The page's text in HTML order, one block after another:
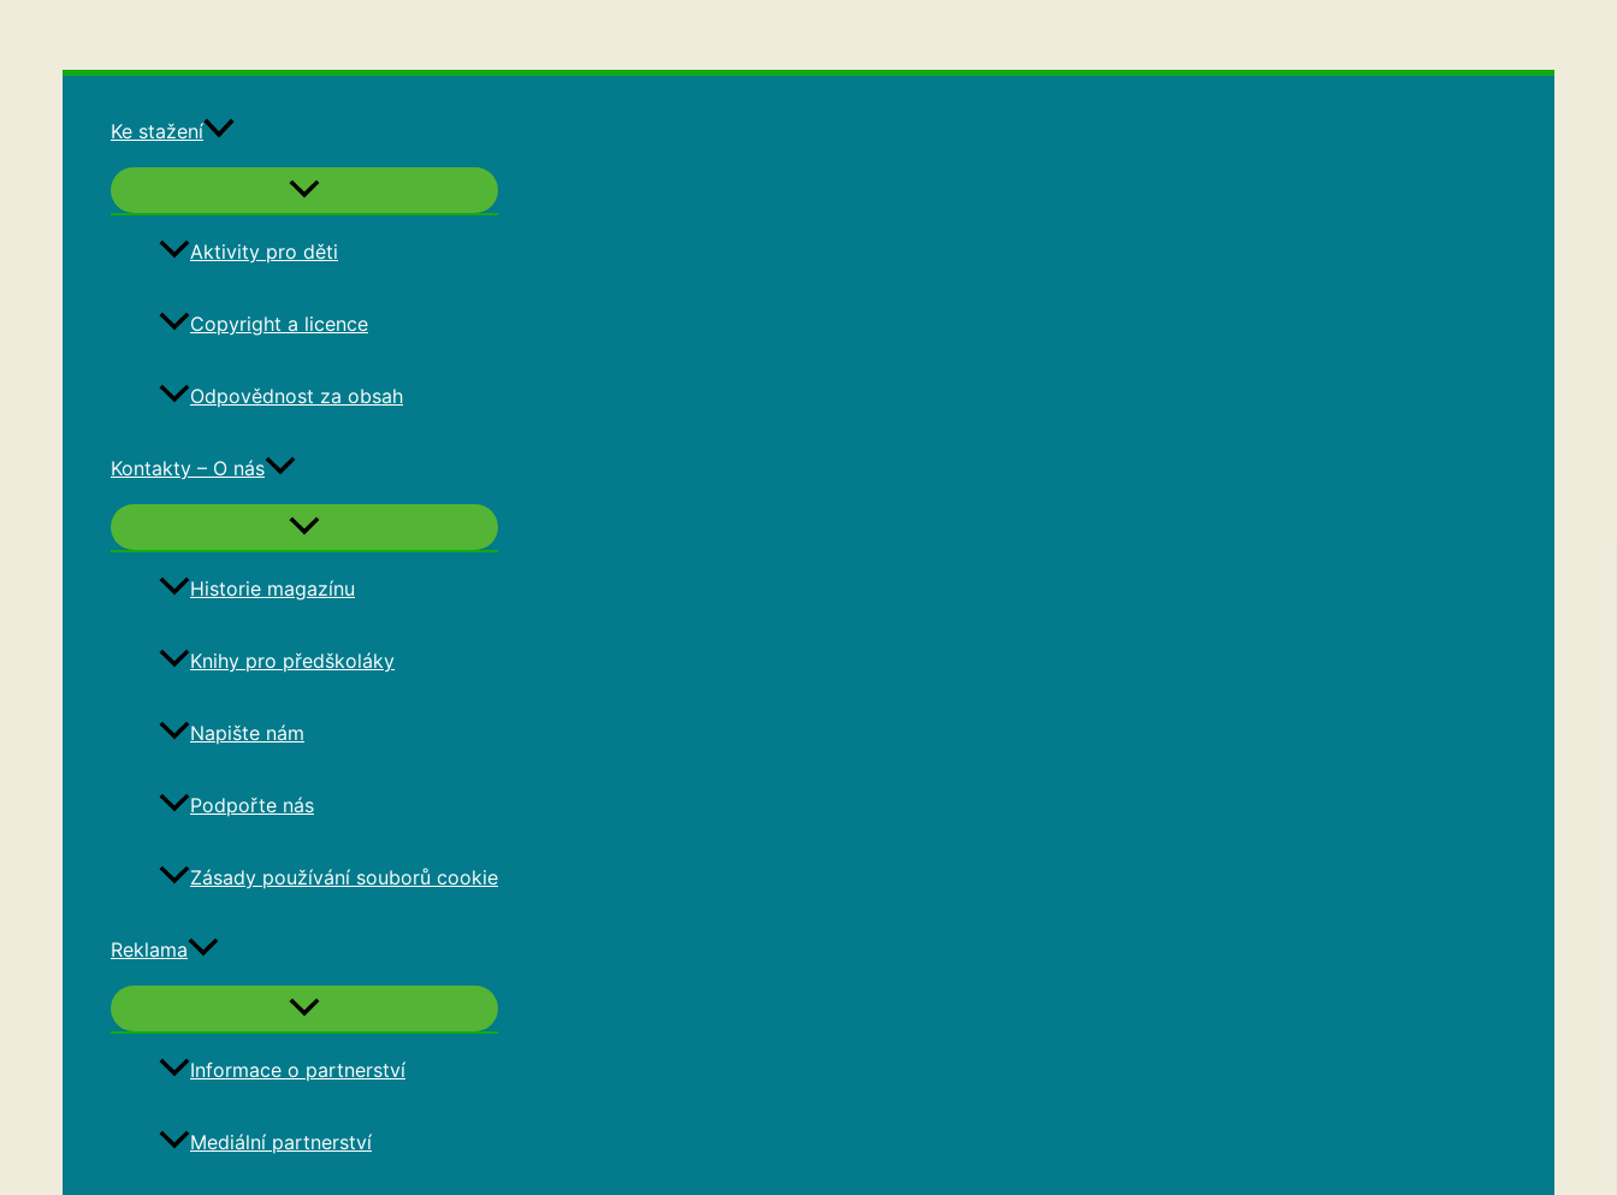
Ke stažení
Aktivity pro děti
Copyright a licence
Odpovědnost za obsah
Kontakty – O nás
Historie magazínu
Knihy pro předškoláky
Napište nám
Podpořte nás
Zásady používání souborů cookie
Reklama
Informace o partnerství
Mediální partnerství